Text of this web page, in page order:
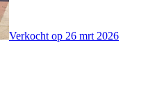
Verkocht op 26 mrt 2026